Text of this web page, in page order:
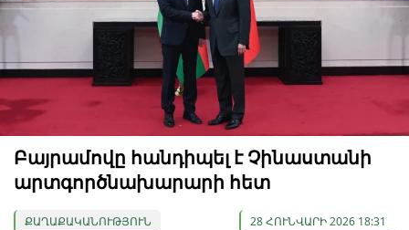
Բայրամովը հանդիպել է Չինաստանի
արտգործնախարարի հետ
ՔԱՂԱՔԱԿԱՆՈՒԹՅՈՒՆ 28 ՀՈՒՆՎԱՐԻ 2026 18:31